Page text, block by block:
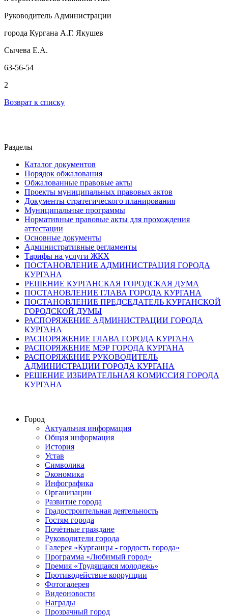
Руководитель Администрации
города Кургана А.Г. Якушев
Сычева Е.А.
63-56-54
2
Возврат к списку
Разделы
Каталог документов
Порядок обжалования
Обжалованные правовые акты
Проекты муниципальных правовых актов
Документы стратегического планирования
Муниципальные программы
Нормативные правовые акты для прохождения
аттестации
Основные документы
Административные регламенты
Тарифы на услуги ЖКХ
ПОСТАНОВЛЕНИЕ АДМИНИСТРАЦИЯ ГОРОДА
КУРГАНА
РЕШЕНИЕ КУРГАНСКАЯ ГОРОДСКАЯ ДУМА
ПОСТАНОВЛЕНИЕ ГЛАВА ГОРОДА КУРГАНА
ПОСТАНОВЛЕНИЕ ПРЕДСЕДАТЕЛЬ КУРГАНСКОЙ
ГОРОДСКОЙ ДУМЫ
РАСПОРЯЖЕНИЕ АДМИНИСТРАЦИИ ГОРОДА
КУРГАНА
РАСПОРЯЖЕНИЕ ГЛАВА ГОРОДА КУРГАНА
РАСПОРЯЖЕНИЕ МЭР ГОРОДА КУРГАНА
РАСПОРЯЖЕНИЕ РУКОВОДИТЕЛЬ
АДМИНИСТРАЦИИ ГОРОДА КУРГАНА
РЕШЕНИЕ ИЗБИРАТЕЛЬНАЯ КОМИССИЯ ГОРОДА
КУРГАНА
Город
Актуальная информация
Общая информация
История
Устав
Символика
Экономика
Инфографика
Организации
Развитие города
Градостроительная деятельность
Гостям города
Почётные граждане
Руководители города
Галерея «Курганцы - гордость города»
Программа «Любимый город»
Премия «Трудящаяся молодежь»
Противодействие коррупции
Фотогалерея
Видеоновости
Награды
Прозрачный город